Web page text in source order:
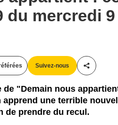
du mercredi
Suivez-nous
Partager
de "Demain nous
une terrible
de prendre du recul.